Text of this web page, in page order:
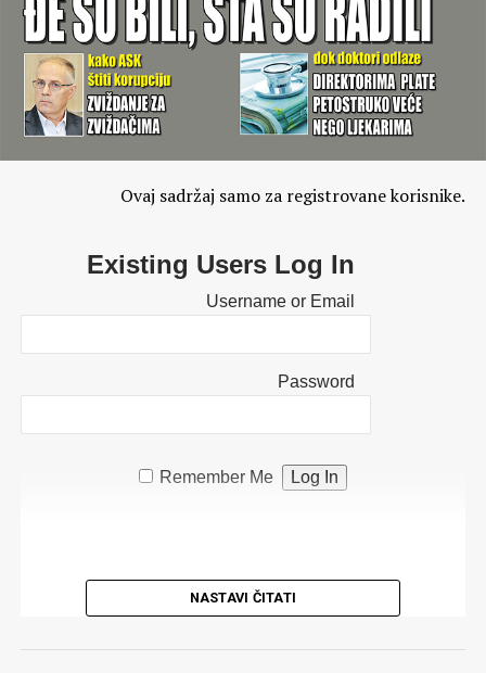
Ovaj sadržaj samo za registrovane korisnike.
Existing Users Log In
Username or Email
Password
Remember Me
NASTAVI ČITATI